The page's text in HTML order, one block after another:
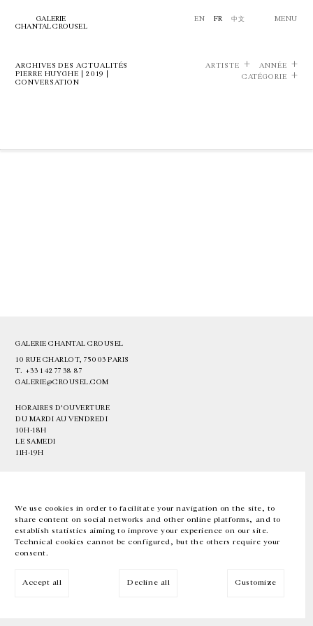
We use cookies in order to facilitate your navigation on the site, to
share content on social networks and other online platforms, and to
establish statistics aiming to improve your experience on our site.
Technical cookies cannot be configured, but the others require your
consent.
Accept all Decline all Customize
GALERIE
CHANTAL CROUSEL
EN FR 中文 MENU
ARCHIVES DES ACTUALITÉS
PIERRE HUYGHE | 2019 |
CONVERSATION
ARTISTE
ANNÉE
CATÉGORIE
GALERIE CHANTAL CROUSEL
10 RUE CHARLOT, 75003 PARIS
T. +33 1 42 77 38 87
GALERIE@CROUSEL.COM
HORAIRES D'OUVERTURE
DU MARDI AU VENDREDI
10H-18H
LE SAMEDI
11H-19H
EN FR 中文 Facebook Instagram
Inscrivez-vous à notre newsletter